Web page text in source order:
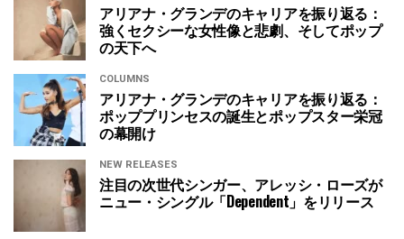
アリアナ・グランデのキャリアを振り返る：
強くセクシーな女性像と悲劇、そしてポップ
の天下へ
COLUMNS
アリアナ・グランデのキャリアを振り返る：
ポッププリンセスの誕生とポップスター栄冠
の幕開け
NEW RELEASES
注目の次世代シンガー、アレッシ・ローズが
ニュー・シングル「Dependent」をリリース